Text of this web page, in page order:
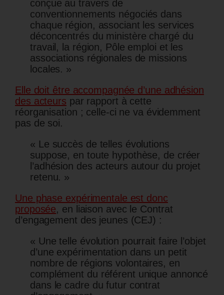
conçue au travers de
conventionnements négociés dans
chaque région, associant les services
déconcentrés du ministère chargé du
travail, la région, Pôle emploi et les
associations régionales de missions
locales. »
Elle doit être accompagnée d’une adhésion
des acteurs par rapport à cette
réorganisation ; celle-ci ne va évidemment
pas de soi.
« Le succès de telles évolutions
suppose, en toute hypothèse, de créer
l’adhésion des acteurs autour du projet
retenu. »
Une phase expérimentale est donc
proposée, en liaison avec le Contrat
d’engagement des jeunes (CEJ) :
« Une telle évolution pourrait faire l’objet
d’une expérimentation dans un petit
nombre de régions volontaires, en
complément du référent unique annoncé
dans le cadre du futur contrat